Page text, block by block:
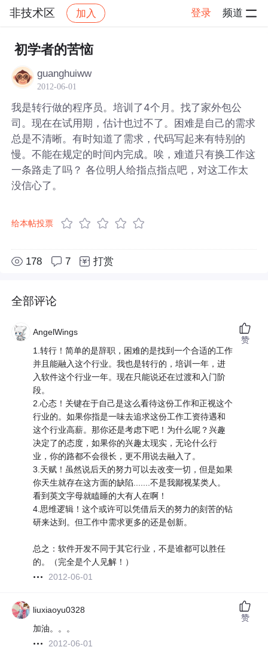
非技术区 加入 登录 频道
社区 非技术区
初学者的苦恼
guanghuiww
2012-06-01
我是转行做的程序员。培训了4个月。找了家外包公
司。现在在试用期，估计也过不了。困难是自己的需求
总是不清晰。有时知道了需求，代码写起来有特别的
慢。不能在规定的时间内完成。唉，难道只有换工作这
一条路走了吗？ 各位明人给指点指点吧，对这工作太
没信心了。
给本帖投票
178 7 打赏
全部评论
AngelWings
1.转行！简单的是辞职，困难的是找到一个合适的工作
并且能融入这个行业。我也是转行的，培训一年，进
入软件这个行业一年。现在只能说还在过渡和入门阶
段。
2.心态！关键在于自己是这么看待这份工作和正视这个
行业的。如果你指是一味去追求这份工作工资待遇和
这个行业高薪。那你还是考虑下吧！为什么呢？兴趣
决定了的态度，如果你的兴趣太现实，无论什么行
业，你的路都不会很长，更不用说去融入了。
3.天赋！虽然说后天的努力可以去改变一切，但是如果
你天生就存在这方面的缺陷.......不是我鄙视某类人。
看到英文字母就瞌睡的大有人在啊！
4.思维逻辑！这个或许可以凭借后天的努力的刻苦的钻
研来达到。但工作中需求更多的还是创新。
总之：软件开发不同于其它行业，不是谁都可以胜任
的。（完全是个人见解！）
2012-06-01
赞
liuxiaoyu0328
加油。。。
2012-06-01
赞